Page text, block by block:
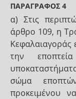
ΠΑΡΑΓΡΑΦΟΣ 4
α) Στις
άρθρο 109, η
Κεφαλαιαγοράς
την
σώμα
προκειμένου